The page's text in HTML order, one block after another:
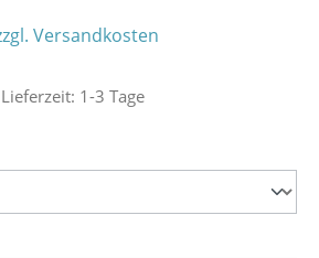
Versandkosten
1-3 Tage